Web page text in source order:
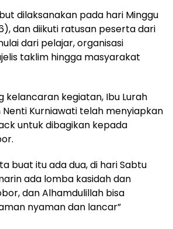
dilaksanakan pada hari Minggu
dan diikuti ratusan peserta dari
dari pelajar, organisasi
taklim hingga masyarakat
kelancaran kegiatan, Ibu Lurah
Kurniawati telah menyiapkan
untuk dibagikan kepada
buat itu ada dua, di hari Sabtu
ada lomba kasidah dan
dan Alhamdulillah bisa
nyaman dan lancar”